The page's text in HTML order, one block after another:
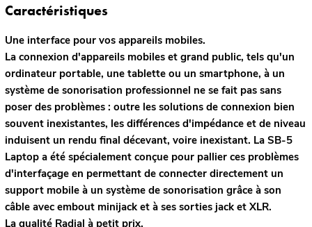
Caractéristiques
Une interface pour vos appareils mobiles.
La connexion d'appareils mobiles et grand public, tels qu'un
ordinateur portable, une tablette ou un smartphone, à un
système de sonorisation professionnel ne se fait pas sans
poser des problèmes : outre les solutions de connexion bien
souvent inexistantes, les différences d'impédance et de niveau
induisent un rendu final décevant, voire inexistant. La SB-5
Laptop a été spécialement conçue pour pallier ces problèmes
d'interfaçage en permettant de connecter directement un
support mobile à un système de sonorisation grâce à son
câble avec embout minijack et à ses sorties jack et XLR.
La qualité Radial à petit prix.